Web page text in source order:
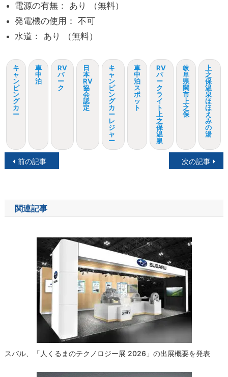
電源の有無： あり （無料）
発電機の使用： 不可
水道： あり （無料）
キ
ャ
ン
ピ
ン
グ
カ
ー
車
中
泊
RV
パ
ー
ク
日
本
RV
協
会
認
定
キ
ャ
ン
ピ
ン
グ
カ
ー
レ
ジ
ャ
ー
車
中
泊
ス
ポ
ッ
ト
RV
パ
ー
ク
ラ
イ
ト
上
之
保
温
泉
岐
阜
県
関
市
上
之
保
上
之
保
温
泉
ほ
ほ
え
み
の
湯
投
ナ
ビ
前の記事 次の記事
関連記事
スバル、「人くるまのテクノロジー展 2026」の出展概要を発表